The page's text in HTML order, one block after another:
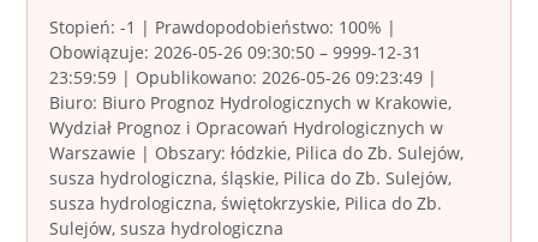
Stopień: -1 | Prawdopodobieństwo: 100% |
Obowiązuje: 2026-05-26 09:30:50 – 9999-12-31
23:59:59 | Opublikowano: 2026-05-26 09:23:49 |
Biuro: Biuro Prognoz Hydrologicznych w Krakowie,
Wydział Prognoz i Opracowań Hydrologicznych w
Warszawie | Obszary: łódzkie, Pilica do Zb. Sulejów,
susza hydrologiczna, śląskie, Pilica do Zb. Sulejów,
susza hydrologiczna, świętokrzyskie, Pilica do Zb.
Sulejów, susza hydrologiczna